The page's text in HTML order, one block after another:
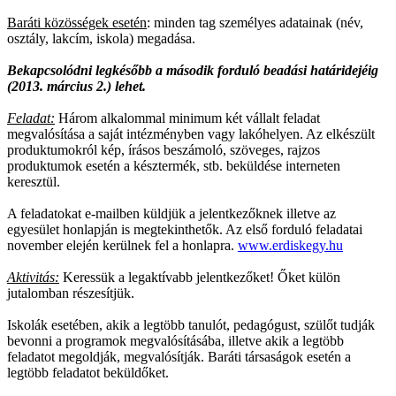
Baráti közösségek esetén: minden tag személyes adatainak (név,
osztály, lakcím, iskola) megadása.
Bekapcsolódni legkésőbb a második forduló beadási határidejéig
(2013. március 2.) lehet.
Feladat: Három alkalommal minimum két vállalt feladat
megvalósítása a saját intézményben vagy lakóhelyen. Az elkészült
produktumokról kép, írásos beszámoló, szöveges, rajzos
produktumok esetén a késztermék, stb. beküldése interneten
keresztül.
A feladatokat e-mailben küldjük a jelentkezőknek illetve az
egyesület honlapján is megtekinthetők. Az első forduló feladatai
november elején kerülnek fel a honlapra. www.erdiskegy.hu
Aktivitás: Keressük a legaktívabb jelentkezőket! Őket külön
jutalomban részesítjük.
Iskolák esetében, akik a legtöbb tanulót, pedagógust, szülőt tudják
bevonni a programok megvalósításába, illetve akik a legtöbb
feladatot megoldják, megvalósítják. Baráti társaságok esetén a
legtöbb feladatot beküldőket.